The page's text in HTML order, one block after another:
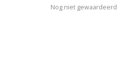
Nog niet gewaardeerd